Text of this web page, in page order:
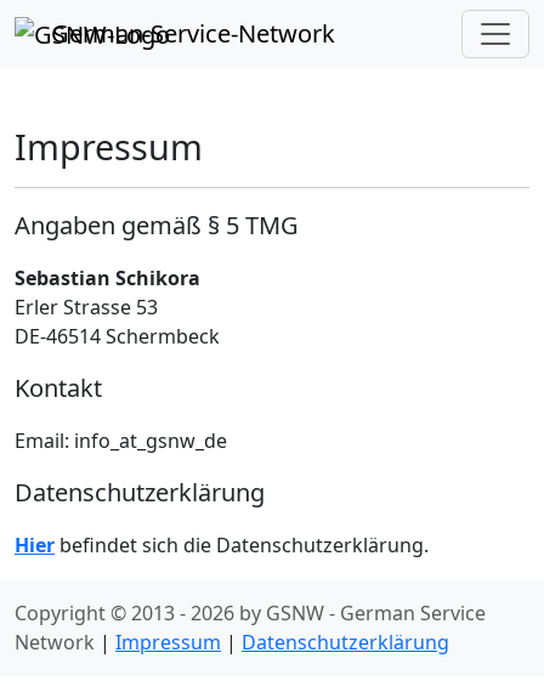
German-Service-Network
Impressum
Angaben gemäß § 5 TMG
Sebastian Schikora
Erler Strasse 53
DE-46514 Schermbeck
Kontakt
Email: info_at_gsnw_de
Datenschutzerklärung
Hier befindet sich die Datenschutzerklärung.
Copyright © 2013 - 2026 by GSNW - German Service
Network | Impressum | Datenschutzerklärung